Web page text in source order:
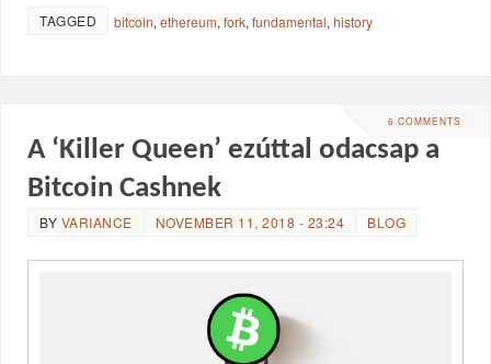
TAGGED bitcoin,ethereum,fork,fundamental,history
6 COMMENTS
A ‘Killer Queen’ ezúttal odacsap a
Bitcoin Cashnek
BY VARIANCE NOVEMBER 11, 2018 - 23:24 BLOG